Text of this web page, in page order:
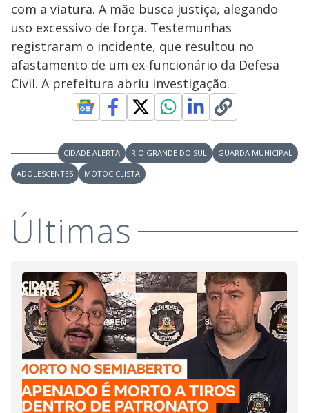
com a viatura. A mãe busca justiça, alegando
uso excessivo de força. Testemunhas
registraram o incidente, que resultou no
afastamento de um ex-funcionário da Defesa
Civil. A prefeitura abriu investigação.
CIDADE ALERTA RIO GRANDE DO SUL
GUARDA MUNICIPAL
ADOLESCENTES
MOTOCICLISTA
Últimas